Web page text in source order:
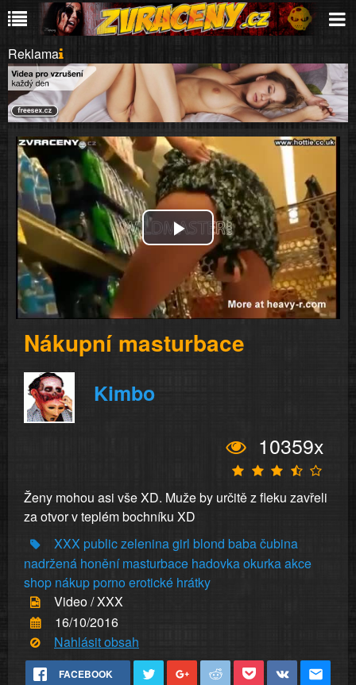
Reklama
Play
Video
Nákupní masturbace
Kimbo
10359x
Ženy mohou asi vše XD. Muže by určitě z fleku zavřeli
za otvor v teplém bochníku XD
XXXpubliczeleninagirl blond babačubina
nadržená honění masturbace hadovkaokurkaakce
shop nákupporno erotické hrátky
Video / XXX
16/10/2016
Nahlásit obsah
FACEBOOK